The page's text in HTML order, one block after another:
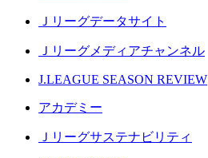
Ｊリーグデータサイト
Ｊリーグメディアチャンネル
J.LEAGUE SEASON REVIEW
アカデミー
Ｊリーグサステナビリティ